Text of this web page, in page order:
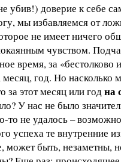
убив!) доверие к себе
мы избавляемся от
не имеет ничего
чувством.
время, за «бестолково
год. Но
за этот месяц или годна
У нас не было
то не удалось –
успеха те внутренние
может быть, незаметны,